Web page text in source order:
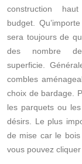
construction
budget.
sera toujours de
des nombre
superficie.
combles
choix de bardage.
les parquets ou
désirs. Le plus
de mise car le
vous pouvez